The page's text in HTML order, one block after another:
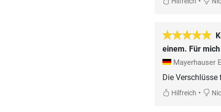
einem. Für
Mayerhauser
Die
Hilfreich •